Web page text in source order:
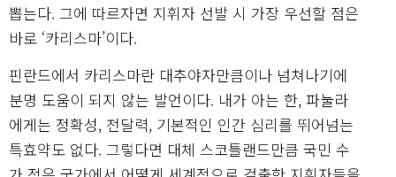
뽑는다. 그에 따르자면 지휘자 선발 시 가장 우선할 점은
바로 ‘카리스마’이다.
핀란드에서 카리스마란 대추야자만큼이나 넘쳐나기에
분명 도움이 되지 않는 발언이다. 내가 아는 한, 파눌라
에게는 정확성, 전달력, 기본적인 인간 심리를 뛰어넘는
특효약도 없다. 그렇다면 대체 스코틀랜드만큼 국민 수